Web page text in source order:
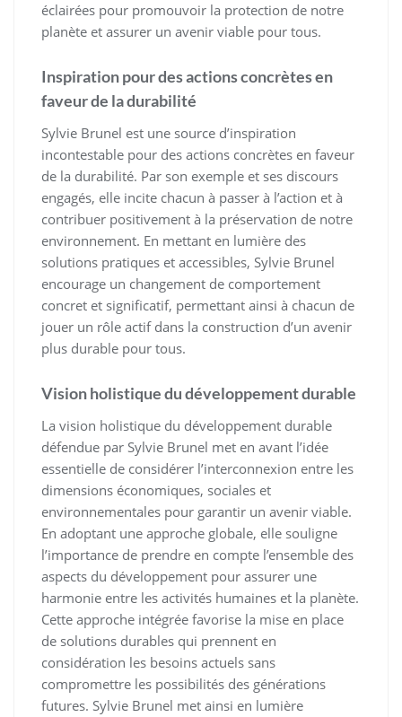
éclairées pour promouvoir la protection de notre
planète et assurer un avenir viable pour tous.
Inspiration pour des actions concrètes en
faveur de la durabilité
Sylvie Brunel est une source d’inspiration
incontestable pour des actions concrètes en faveur
de la durabilité. Par son exemple et ses discours
engagés, elle incite chacun à passer à l’action et à
contribuer positivement à la préservation de notre
environnement. En mettant en lumière des
solutions pratiques et accessibles, Sylvie Brunel
encourage un changement de comportement
concret et significatif, permettant ainsi à chacun de
jouer un rôle actif dans la construction d’un avenir
plus durable pour tous.
Vision holistique du développement durable
La vision holistique du développement durable
défendue par Sylvie Brunel met en avant l’idée
essentielle de considérer l’interconnexion entre les
dimensions économiques, sociales et
environnementales pour garantir un avenir viable.
En adoptant une approche globale, elle souligne
l’importance de prendre en compte l’ensemble des
aspects du développement pour assurer une
harmonie entre les activités humaines et la planète.
Cette approche intégrée favorise la mise en place
de solutions durables qui prennent en
considération les besoins actuels sans
compromettre les possibilités des générations
futures. Sylvie Brunel met ainsi en lumière